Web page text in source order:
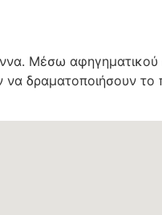
Μέσω
δραματοποιήσουν το